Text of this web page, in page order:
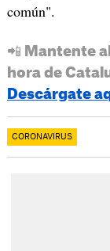
común".
📲 Mantente
hora de
Descárgate
CORONAVIRUS